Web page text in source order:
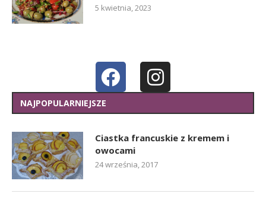
5 kwietnia, 2023
NAJPOPULARNIEJSZE
Ciastka francuskie z kremem i
owocami
24 września, 2017